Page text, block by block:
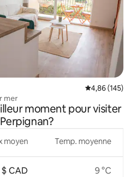
Note
4,86 (145)
mer
moment pour visiter
Perpignan?
moyen
CAD
Temp. moyenne
9 °C